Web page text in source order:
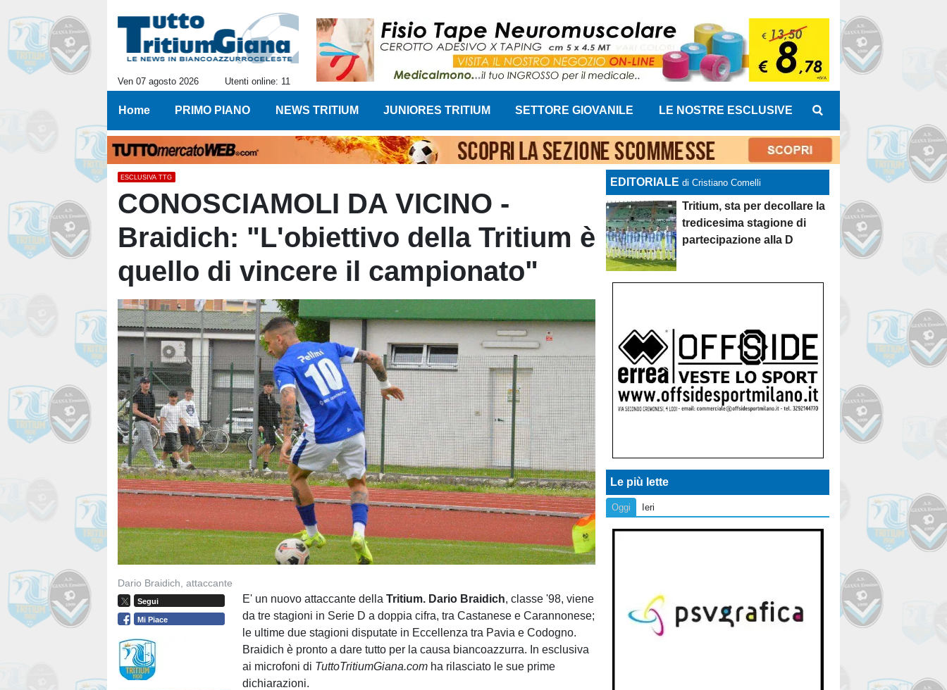
Ven 07 agosto 2026 Utenti online: 11
Home PRIMO PIANO NEWS TRITIUM JUNIORES TRITIUM SETTORE GIOVANILE LE NOSTRE ESCLUSIVE
ESCLUSIVA TTG
CONOSCIAMOLI DA VICINO -
Braidich: "L'obiettivo della Tritium è
quello di vincere il campionato"
Dario Braidich, attaccante
Segui
Mi Piace
E' un nuovo attaccante dellaTritium. Dario Braidich, classe '98, viene
da tre stagioni in Serie D a doppia cifra, tra Castanese e Carannonese;
le ultime due stagioni disputate in Eccellenza tra Pavia e Codogno.
Braidich è pronto a dare tutto per la causa biancoazzurra. In esclusiva
ai microfoni di TuttoTritiumGiana.com ha rilasciato le sue prime
dichiarazioni.
EDITORIALE di Cristiano Comelli
Tritium, sta per decollare la
tredicesima stagione di
partecipazione alla D
Le più lette
Oggi Ieri